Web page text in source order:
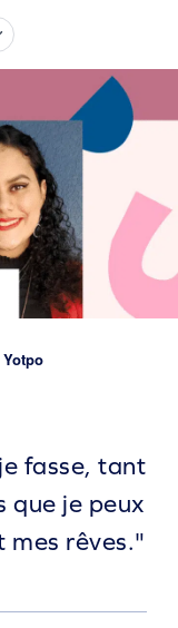
fasse, tant
que je peux
rêves."